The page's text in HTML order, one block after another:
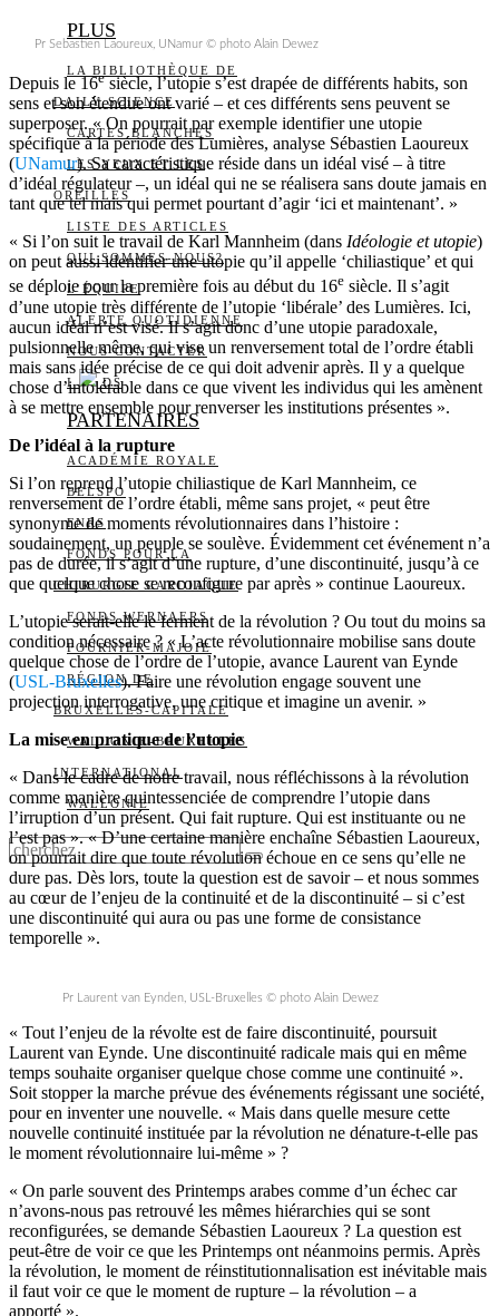
PLUS
LA BIBLIOTHÈQUE DE
DAILY SCIENCE
CARTES BLANCHES
LES YEUX ET LES
OREILLES
LISTE DES ARTICLES
QUI SOMMES-NOUS?
L’ÉQUIPE
ALERTE QUOTIDIENNE
NOUS CONTACTER
I DS
PARTENAIRES
ACADÉMIE ROYALE
BELSPO
FNRS
FONDS POUR LA
CHIRURGIE CARDIAQUE
FONDS WERNAERS
FOURNIER-MAJOIE
RÉGION DE
BRUXELLES-CAPITALE
WALLONIE-BRUXELLES
INTERNATIONAL
WALLONIE
Pr Sebastien Laoureux, UNamur © photo Alain Dewez
Depuis le 16esiècle, l’utopie s’est drapée de différents habits, son
sens et son étendue ont varié – et ces différents sens peuvent se
superposer. « On pourrait par exemple identifier une utopie
spécifique à la période des Lumières, analyse Sébastien Laoureux
(UNamur). Sa caractéristique réside dans un idéal visé – à titre
d’idéal régulateur –, un idéal qui ne se réalisera sans doute jamais en
tant que tel mais qui permet pourtant d’agir ‘ici et maintenant’. »
« Si l’on suit le travail de Karl Mannheim (dans Idéologie et utopie)
on peut aussi identifier une utopie qu’il appelle ‘chiliastique’ et qui
se déploie pour la première fois au début du 16e siècle. Il s’agit
d’une utopie très différente de l’utopie ‘libérale’ des Lumières. Ici,
aucun idéal n’est visé. Il s’agit donc d’une utopie paradoxale,
pulsionnelle même, qui vise un renversement total de l’ordre établi
mais sans idée précise de ce qui doit advenir après. Il y a quelque
chose d’intolérable dans ce que vivent les individus qui les amènent
à se mettre ensemble pour renverser les institutions présentes ».
De l’idéal à la rupture
Si l’on reprend l’utopie chiliastique de Karl Mannheim, ce
renversement de l’ordre établi, même sans projet, « peut être
synonyme de moments révolutionnaires dans l’histoire :
soudainement, un peuple se soulève. Évidemment cet événement n’a
pas de durée, il s’agit d’une rupture, d’une discontinuité, jusqu’à ce
que quelque chose se reconfigure par après » continue Laoureux.
L’utopie serait-elle le ferment de la révolution ? Ou tout du moins sa
condition nécessaire ? « L’acte révolutionnaire mobilise sans doute
quelque chose de l’ordre de l’utopie, avance Laurent van Eynde
(USL-Bruxelles). Faire une révolution engage souvent une
projection interrogative, une critique et imagine un avenir. »
La mise en pratique de l’utopie
« Dans le cadre de notre travail, nous réfléchissons à la révolution
comme manière quintessenciée de comprendre l’utopie dans
l’irruption d’un présent. Qui fait rupture. Qui est instituante ou ne
l’est pas ». « D’une certaine manière enchaîne Sébastien Laoureux,
on pourrait dire que toute révolution échoue en ce sens qu’elle ne
dure pas. Dès lors, toute la question est de savoir – et nous sommes
au cœur de l’enjeu de la continuité et de la discontinuité – si c’est
une discontinuité qui aura ou pas une forme de consistance
temporelle ».
Pr Laurent van Eynden, USL-Bruxelles © photo Alain Dewez
« Tout l’enjeu de la révolte est de faire discontinuité, poursuit
Laurent van Eynde. Une discontinuité radicale mais qui en même
temps souhaite organiser quelque chose comme une continuité ».
Soit stopper la marche prévue des événements régissant une société,
pour en inventer une nouvelle. « Mais dans quelle mesure cette
nouvelle continuité instituée par la révolution ne dénature-t-elle pas
le moment révolutionnaire lui-même » ?
« On parle souvent des Printemps arabes comme d’un échec car
n’avons-nous pas retrouvé les mêmes hiérarchies qui se sont
reconfigurées, se demande Sébastien Laoureux ? La question est
peut-être de voir ce que les Printemps ont néanmoins permis. Après
la révolution, le moment de réinstitutionnalisation est inévitable mais
il faut voir ce que le moment de rupture – la révolution – a
apporté ».